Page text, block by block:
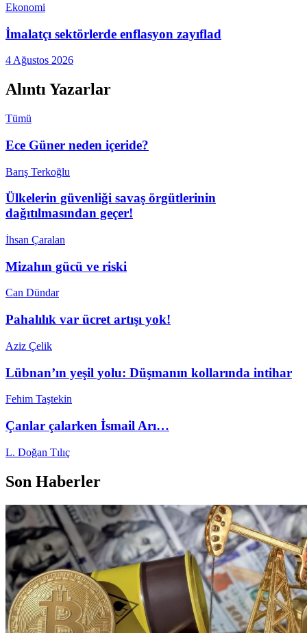
Ekonomi
İmalatçı sektörlerde enflasyon zayıflad
4 Ağustos 2026
Alıntı Yazarlar
Tümü
Ece Güner neden içeride?
Barış Terkoğlu
Ülkelerin güvenliği savaş örgütlerinin
dağıtılmasından geçer!
İhsan Çaralan
Mizahın gücü ve riski
Can Dündar
Pahalılık var ücret artışı yok!
Aziz Çelik
Lübnan’ın yeşil yolu: Düşmanın kollarında intihar
Fehim Taştekin
Çanlar çalarken İsmail Arı…
L. Doğan Tılıç
Son Haberler